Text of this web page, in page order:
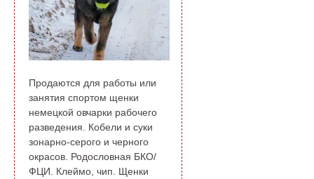
Продаются для работы или
занятия спортом щенки
немецкой овчарки рабочего
разведения. Кобели и суки
зонарно-серого и черного
окрасов. Родословная БКО/
ФЦИ. Клеймо, чип. Щенки